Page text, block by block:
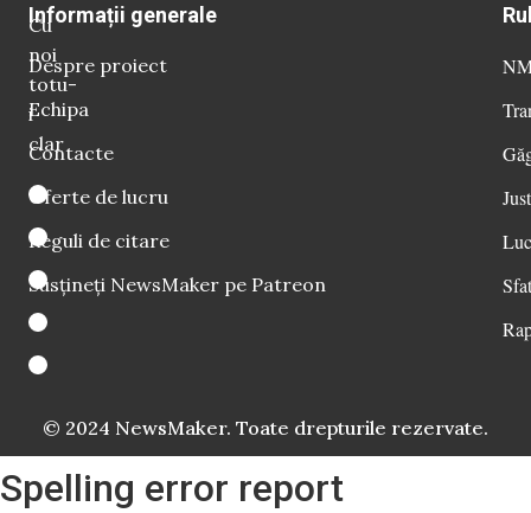
Cu
noi
totu-
i
clar
Informații generale
Despre proiect
Echipa
Contacte
Oferte de lucru
Reguli de citare
Susțineți NewsMaker pe Patreon
© 2024 NewsMaker. Toate drepturile rezervate.
Spelling error report